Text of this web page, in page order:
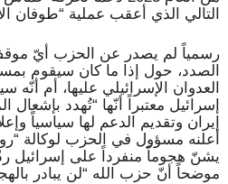
التالي الذي أعقب عملية “طوفان
رسمياً لم يصدر عن الحزب أيّ
الصدد، حول إذا ما كان سيقوم
العدوان الإسرائيلي عليها، أم أنّه
إسرائيل معتبراً أنّها “تُهدد بإشعال
إيران وتقديم الدعم لها سياسياً
أعلنه مسؤول في الحزب لوكالة
يشنّ هجوماً منفرداً على إسرائيل
موضحاً أنّ حزب الله “لن يبادر